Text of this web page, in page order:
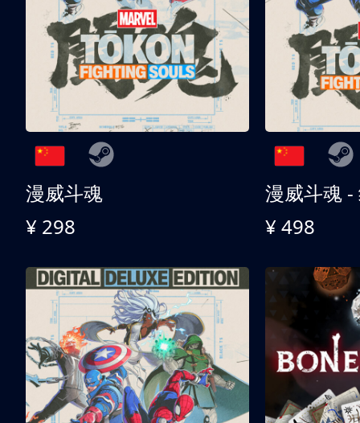
漫威斗魂
¥ 298
漫威斗魂 -
¥ 498